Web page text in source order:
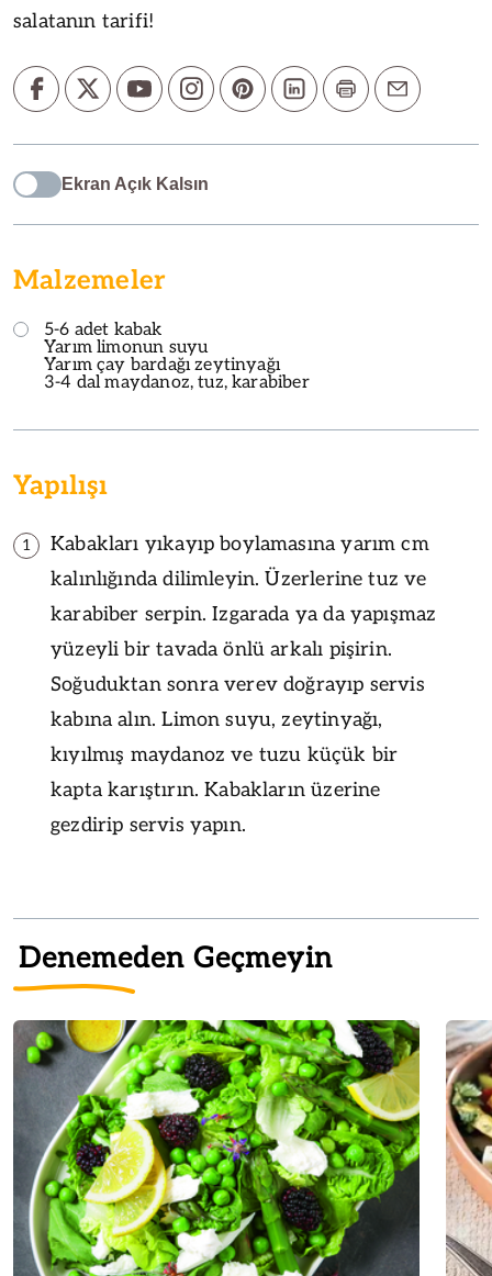
salatanın tarifi!
Ekran Açık Kalsın
Malzemeler
5-6 adet kabak
Yarım limonun suyu
Yarım çay bardağı zeytinyağı
3-4 dal maydanoz, tuz, karabiber
Yapılışı
1
Kabakları yıkayıp boylamasına yarım cm
kalınlığında dilimleyin. Üzerlerine tuz ve
karabiber serpin. Izgarada ya da yapışmaz
yüzeyli bir tavada önlü arkalı pişirin.
Soğuduktan sonra verev doğrayıp servis
kabına alın. Limon suyu, zeytinyağı,
kıyılmış maydanoz ve tuzu küçük bir
kapta karıştırın. Kabakların üzerine
gezdirip servis yapın.
Denemeden Geçmeyin